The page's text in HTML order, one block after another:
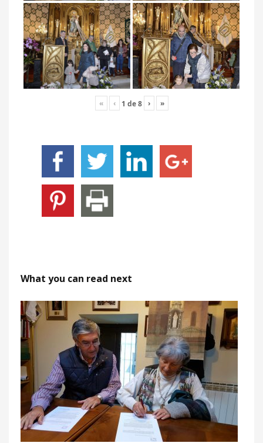
« ‹ 1 de8 › »
What you can read next